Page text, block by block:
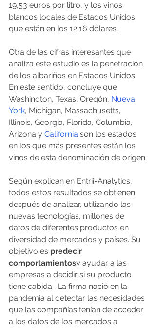
19,53 euros por litro, y los vinos
blancos locales de Estados Unidos,
que están en los 12,16 dólares.
Otra de las cifras interesantes que
analiza este estudio es la penetración
de los albariños en Estados Unidos.
En este sentido, concluye que
Washington, Texas, Oregón, Nueva
York, Míchigan, Massachusetts,
Illinois, Georgia, Florida, Columbia,
Arizona y California son los estados
en los que más presentes están los
vinos de esta denominación de origen.
Según explican en Entrii-Analytics,
todos estos resultados se obtienen
después de analizar, utilizando las
nuevas tecnologías, millones de
datos de diferentes productos en
diversidad de mercados y países. Su
objetivo es predecir
comportamientosy ayudar a las
empresas a decidir si su producto
tiene cabida . La firma nació en la
pandemia al detectar las necesidades
que las compañías tenían de acceder
a los datos de los mercados a